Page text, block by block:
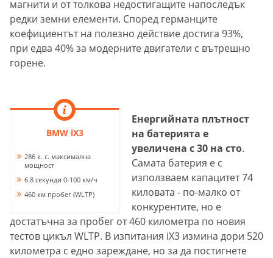
магнити и от толкова недостигащите напоследък
редки земни елементи. Според германците
коефициентът на полезно действие достига 93%,
при едва 40% за модерните двигатели с вътрешно
горене.
BMW iX3
286 к. с. максимална
мощност
6.8 секунди 0-100 км/ч
460 км пробег (WLTP)
Енергийната плътност
на батерията е
увеличена с 30 на сто.
Самата батерия е с
използваем капацитет 74
киловата - по-малко от
конкурентите, но е
достатъчна за пробег от 460 километра по новия
тестов цикъл WLTP. В изпитания iX3 измина дори 520
километра с едно зареждане, но за да постигнете